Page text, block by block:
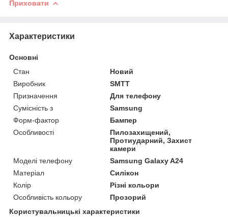
Приховати
Характеристики
Основні
Стан
Новий
Виробник
SMTT
Призначення
Для телефону
Сумісність з
Samsung
Форм-фактор
Бампер
Особливості
Пилозахищений,
Протиударний, Захист
камери
Моделі телефону
Samsung Galaxy A24
Матеріал
Силікон
Колір
Різні кольори
Особливість кольору
Прозорий
Користувальницькі характеристики